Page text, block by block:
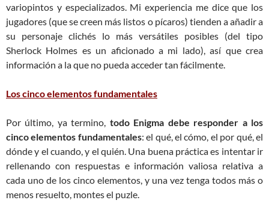
variopintos y especializados. Mi experiencia me dice que los
jugadores (que se creen más listos o pícaros) tienden a añadir a
su personaje clichés lo más versátiles posibles (del tipo
Sherlock Holmes es un aficionado a mi lado), así que crea
información a la que no pueda acceder tan fácilmente.
Los cinco elementos fundamentales
Por último, ya termino, todo Enigma debe responder a los
cinco elementos fundamentales: el qué, el cómo, el por qué, el
dónde y el cuando, y el quién. Una buena práctica es intentar ir
rellenando con respuestas e información valiosa relativa a
cada uno de los cinco elementos, y una vez tenga todos más o
menos resuelto, montes el puzle.